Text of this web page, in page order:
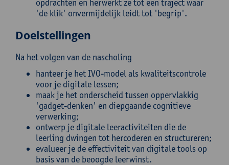
opdrachten en herwerkt ze tot een traject waar
'de klik' onvermijdelijk leidt tot 'begrip'.
Doelstellingen
Na het volgen van de nascholing
hanteer je het IVO-model als kwaliteitscontrole
voor je digitale lessen;
maak je het onderscheid tussen oppervlakkig
'gadget-denken' en diepgaande cognitieve
verwerking;
ontwerp je digitale leeractiviteiten die de
leerling dwingen tot hercoderen en structureren;
evalueer je de effectiviteit van digitale tools op
basis van de beoogde leerwinst.